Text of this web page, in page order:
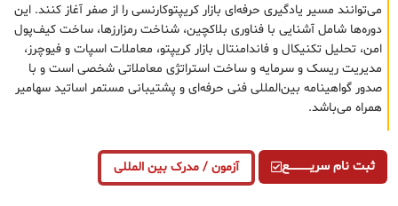
می‌توانند مسیر یادگیری حرفه‌ای بازار کریپتوکارنسی را از صفر آغاز کنند. این
دوره‌ها شامل آشنایی با فناوری بلاکچین، شناخت رمزارزها، ساخت کیف‌پول
امن، تحلیل تکنیکال و فاندامنتال بازار کریپتو، معاملات اسپات و فیوچرز،
مدیریت ریسک و سرمایه و ساخت استراتژی معاملاتی شخصی است و با
صدور گواهینامه بین‌المللی فنی حرفه‌ای و پشتیبانی مستمر اساتید سهامیر
همراه می‌باشد.
ثبت نام سریــــــــــــع آزمون / مدرک بین المللی